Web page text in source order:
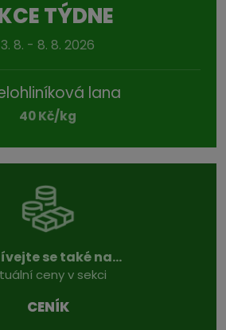
TÝDNE
3. 8. - 8. 8. 2026
lana
40 Kč/kg
se také na...
ceny v sekci
CENÍK